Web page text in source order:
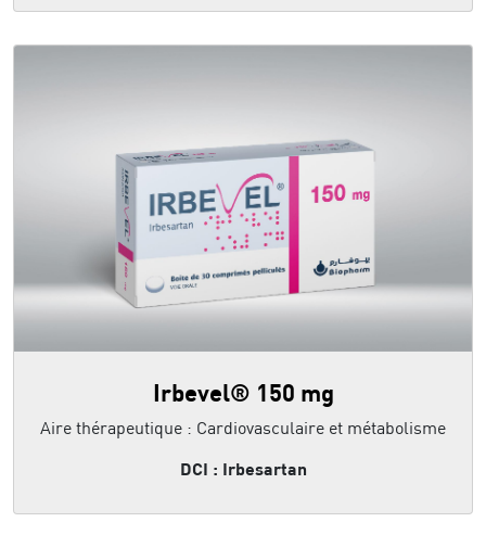
Irbevel® 150 mg
Aire thérapeutique : Cardiovasculaire et métabolisme
DCI : Irbesartan